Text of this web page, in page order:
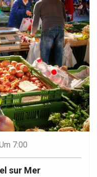
7:00
sur Mer